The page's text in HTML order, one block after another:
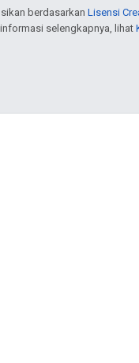
berdasarkan Lisensi
informasi selengkapnya, lihat